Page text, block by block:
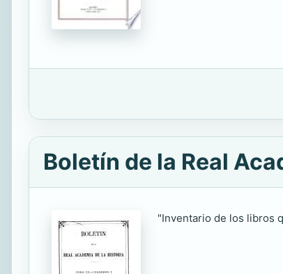
Boletín de la Real
"Inventario de los libros